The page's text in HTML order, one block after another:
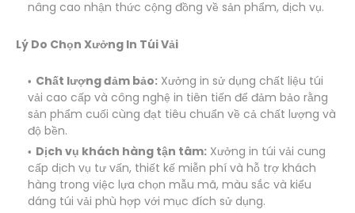
nâng cao nhận thức cộng đồng về sản phẩm, dịch vụ.
Lý Do Chọn Xưởng In Túi Vải
Chất lượng đảm bảo: Xưởng in sử dụng chất liệu túi
vải cao cấp và công nghệ in tiên tiến để đảm bảo rằng
sản phẩm cuối cùng đạt tiêu chuẩn về cả chất lượng và
độ bền.
Dịch vụ khách hàng tận tâm: Xưởng in túi vải cung
cấp dịch vụ tư vấn, thiết kế miễn phí và hỗ trợ khách
hàng trong việc lựa chọn mẫu mã, màu sắc và kiểu
dáng túi vải phù hợp với mục đích sử dụng.